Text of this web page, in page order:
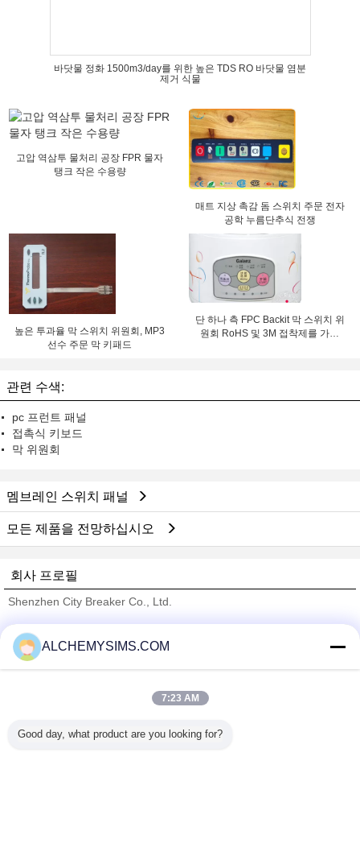
바닷물 정화 1500m3/day를 위한 높은 TDS RO 바닷물 염분
제거 식물
고압 역삼투 물처리 공장 FPR 물자
탱크 작은 수용량
매트 지상 촉감 돔 스위치 주문 전자
공학 누름단추식 전쟁
높은 투과율 막 스위치 위원회, MP3
선수 주문 막 키패드
단 하나 측 FPC Backit 막 스위치 위
원회 RoHS 및 3M 접착제를 가진
관련 수색:
pc 프런트 패널
접촉식 키보드
막 위원회
멤브레인 스위치 패널
모든 제품을 전망하십시오
회사 프로필
Shenzhen City Breaker Co., Ltd.
Trust Seal
Verified Suplier
모든 제품
ALCHEMYSIMS.COM
7:23 AM
Good day, what product are you looking for?